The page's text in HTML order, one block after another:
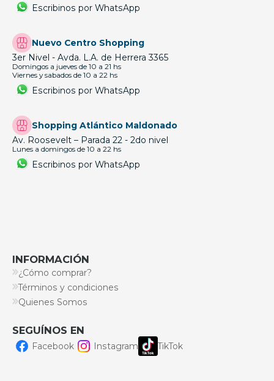
Escribinos por WhatsApp
Nuevo Centro Shopping
3er Nivel - Avda. L.A. de Herrera 3365
Domingos a jueves de 10 a 21 hs
Viernes y sabados de 10 a 22 hs
Escribinos por WhatsApp
Shopping Atlántico Maldonado
Av. Roosevelt – Parada 22 - 2do nivel
Lunes a domingos de 10 a 22 hs
Escribinos por WhatsApp
INFORMACIÓN
¿Cómo comprar?
Términos y condiciones
Quienes Somos
SEGUÍNOS EN
Facebook Instagram TikTok